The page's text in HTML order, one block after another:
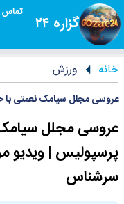
گزاره ۲۴
تماس
خانه ورزش
عروسی مجلل سیامک نعمتی با
عروسی مجلل
پرسپولیس | ویدیو
سرشناس